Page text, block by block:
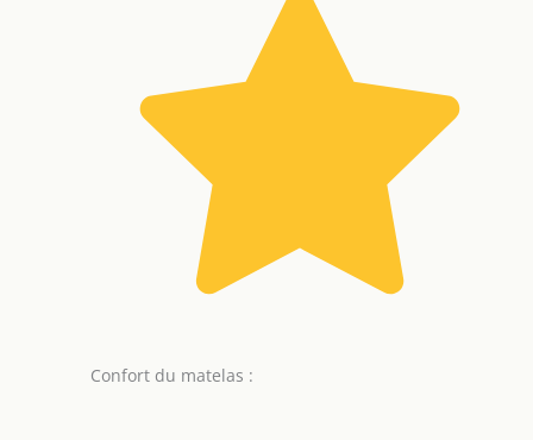
Confort du matelas :